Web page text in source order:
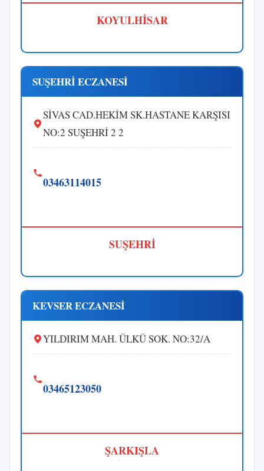
KOYULHİSAR
SUŞEHRİ ECZANESİ
SİVAS CAD.HEKİM SK.HASTANE KARŞISI
NO:2 SUŞEHRİ 2 2
03463114015
SUŞEHRİ
KEVSER ECZANESİ
YILDIRIM MAH. ÜLKÜ SOK. NO:32/A
03465123050
ŞARKIŞLA